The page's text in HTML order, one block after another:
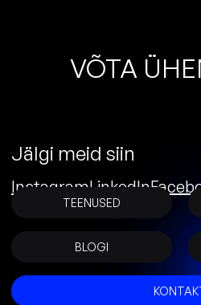
VÕTA ÜHE
Jälgi meid siin
InstagramLinkedIn
TEENUSED
BLOGI